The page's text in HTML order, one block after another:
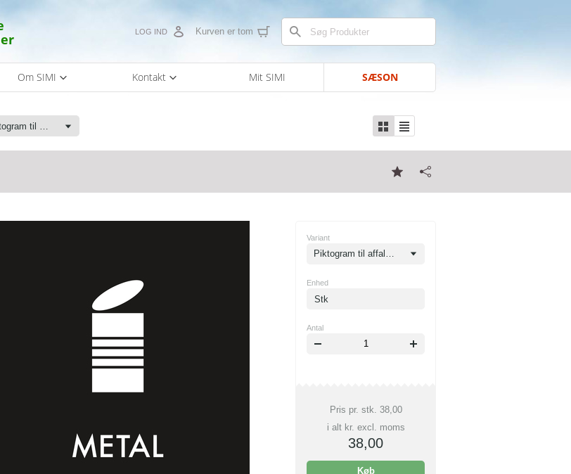
Kurven er tom
LOG IND
Om SIMI Kontakt Mit SIMI SÆSON
Piktogram til affaldssortering
Variant
Piktogram til affaldsstation 12x12 - METAL hvid uden baggrund
Enhed
Stk
Antal
Pris pr. stk. 38,00
i alt kr. excl. moms
38,00
Køb